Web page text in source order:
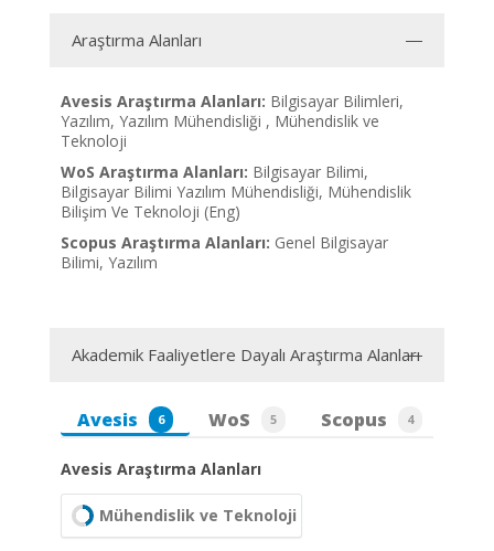
Araştırma Alanları
Avesis Araştırma Alanları: Bilgisayar Bilimleri,
Yazılım, Yazılım Mühendisliği , Mühendislik ve
Teknoloji
WoS Araştırma Alanları: Bilgisayar Bilimi,
Bilgisayar Bilimi Yazılım Mühendisliği, Mühendislik
Bilişim Ve Teknoloji (Eng)
Scopus Araştırma Alanları: Genel Bilgisayar
Bilimi, Yazılım
Akademik Faaliyetlere Dayalı Araştırma Alanları
Avesis 6 WoS 5 Scopus 4
Avesis Araştırma Alanları
Mühendislik ve Teknoloji